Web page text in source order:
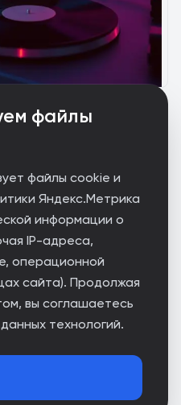
файлы
файлы cookie и
Яндекс.Метрика
информации о
IP-адреса,
операционной
сайта). Продолжая
вы соглашаетесь
технологий.